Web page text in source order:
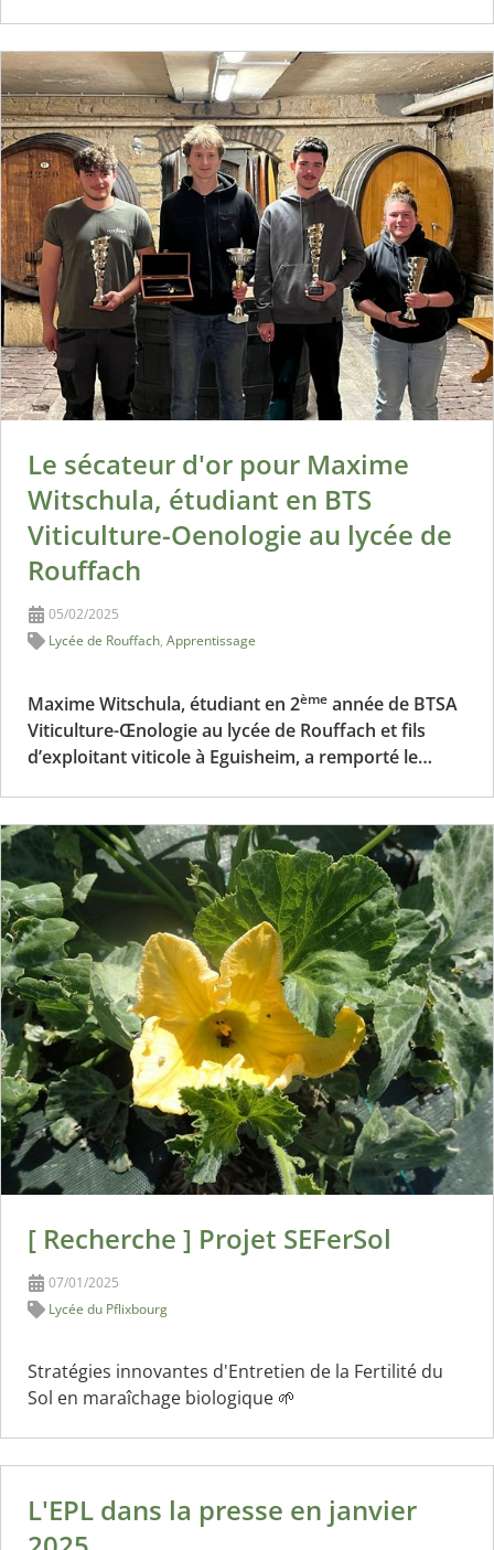
Le sécateur d'or pour Maxime
Witschula, étudiant en BTS
Viticulture-Oenologie au lycée de
Rouffach
05/02/2025
Lycée de Rouffach,Apprentissage
Maxime Witschula, étudiant en 2ème année de BTSA
Viticulture-Œnologie au lycée de Rouffach et fils
d’exploitant viticole à Eguisheim, a remporté le…
[ Recherche ] Projet SEFerSol
07/01/2025
Lycée du Pflixbourg
Stratégies innovantes d'Entretien de la Fertilité du
Sol en maraîchage biologique 🌱
L'EPL dans la presse en janvier